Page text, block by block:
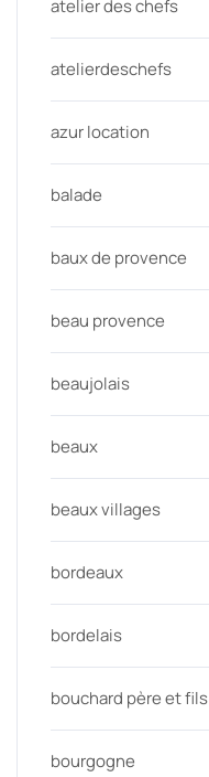
atelier des chefs
atelierdeschefs
azur location
balade
baux de provence
beau provence
beaujolais
beaux
beaux villages
bordeaux
bordelais
bouchard père et fils
bourgogne